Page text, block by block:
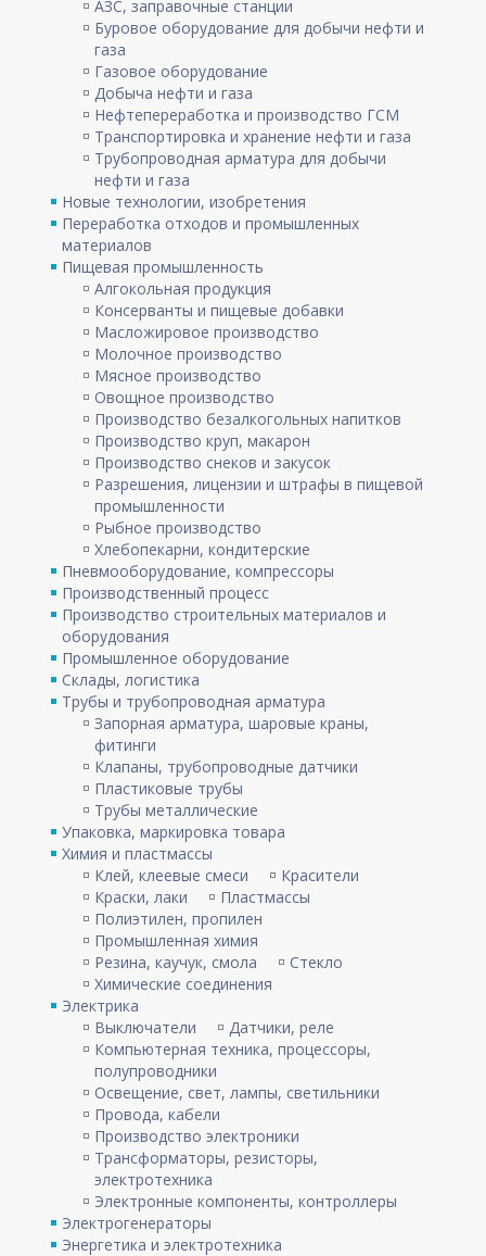
АЗС, заправочные станции
Буровое оборудование для добычи нефти и
газа
Газовое оборудование
Добыча нефти и газа
Нефтепереработка и производство ГСМ
Транспортировка и хранение нефти и газа
Трубопроводная арматура для добычи
нефти и газа
Новые технологии, изобретения
Переработка отходов и промышленных
материалов
Пищевая промышленность
Алгокольная продукция
Консерванты и пищевые добавки
Масложировое производство
Молочное производство
Мясное производство
Овощное производство
Производство безалкогольных напитков
Производство круп, макарон
Производство снеков и закусок
Разрешения, лицензии и штрафы в пищевой
промышленности
Рыбное производство
Хлебопекарни, кондитерские
Пневмооборудование, компрессоры
Производственный процесс
Производство строительных материалов и
оборудования
Промышленное оборудование
Склады, логистика
Трубы и трубопроводная арматура
Запорная арматура, шаровые краны,
фитинги
Клапаны, трубопроводные датчики
Пластиковые трубы
Трубы металлические
Упаковка, маркировка товара
Химия и пластмассы
Клей, клеевые смеси
Красители
Краски, лаки
Пластмассы
Полиэтилен, пропилен
Промышленная химия
Резина, каучук, смола
Стекло
Химические соединения
Электрика
Выключатели
Датчики, реле
Компьютерная техника, процессоры,
полупроводники
Освещение, свет, лампы, светильники
Провода, кабели
Производство электроники
Трансформаторы, резисторы,
электротехника
Электронные компоненты, контроллеры
Электрогенераторы
Энергетика и электротехника